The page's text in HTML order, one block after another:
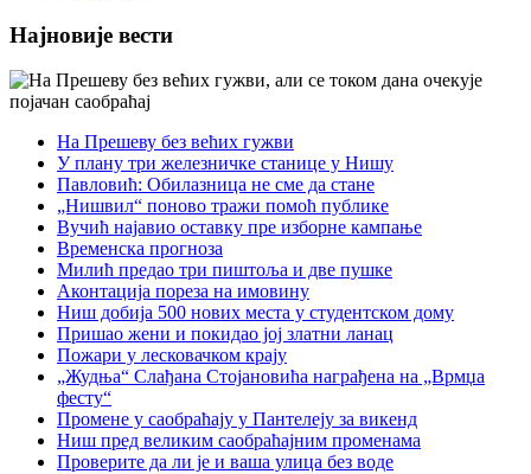
Најновије вести
На Прешеву без већих гужви
У плану три железничке станице у Нишу
Павловић: Обилазница не сме да стане
„Нишвил“ поново тражи помоћ публике
Вучић најавио оставку пре изборне кампање
Временска прогноза
Милић предао три пиштоља и две пушке
Аконтација пореза на имовину
Ниш добија 500 нових места у студентском дому
Пришао жени и покидао јој златни ланац
Пожари у лесковачком крају
„Жудња“ Слађана Стојановића награђена на „Врмџа
фесту“
Промене у саобраћају у Пантелеју за викенд
Ниш пред великим саобраћајним променама
Проверите да ли је и ваша улица без воде